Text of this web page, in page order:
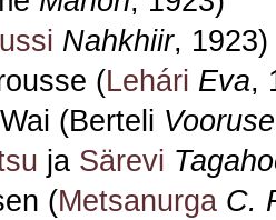
Nahkhiir, 1923)
(Lehári Eva,
(Berteli
ja Särevi
(Metsanurga C.